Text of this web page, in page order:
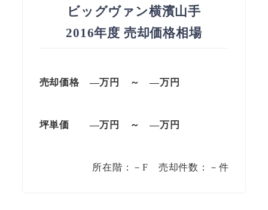
ビッグヴァン横濱山手
2016年度 売却価格相場
売却価格 —万円 ～—万円
坪単価 —万円 ～—万円
所在階：－F 売却件数：－件